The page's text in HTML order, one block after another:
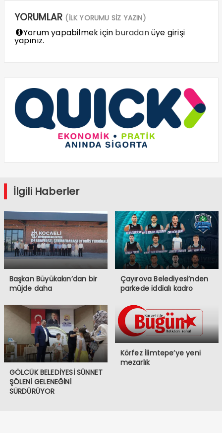
YORUMLAR (İLK YORUMU SİZ YAZIN)
Yorum yapabilmek için buradanüye girişi
yapınız.
İlgili Haberler
Başkan Büyükakın’dan bir
müjde daha
Çayırova Belediyesi’nden
parkede iddialı kadro
GÖLCÜK BELEDİYESİ SÜNNET
ŞÖLENİ GELENEĞİNİ
SÜRDÜRÜYOR
Körfez İlimtepe’ye yeni
mezarlık